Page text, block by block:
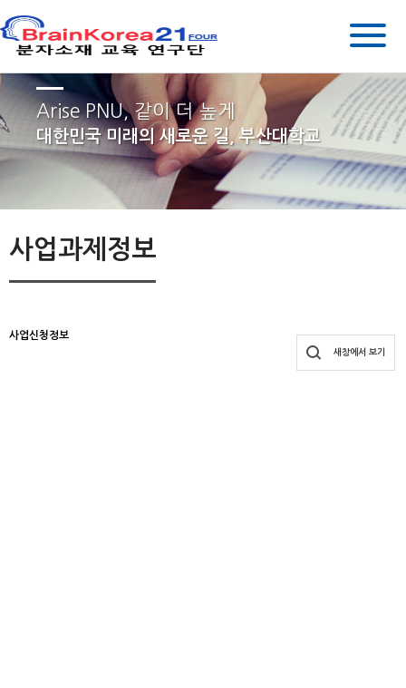
Arise PNU, 같이 더 높게
대한민국 미래의 새로운 길, 부산대학교
사업과제정보
사업신청정보
새창에서 보기